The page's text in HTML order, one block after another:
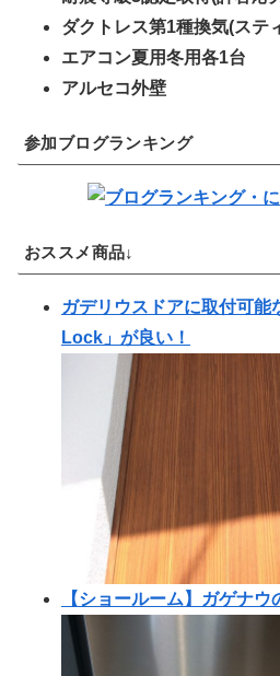
ダクトレス第1種換気(ステ
エアコン夏用冬用各1台
アルセコ外壁
参加ブログランキング
おススメ商品↓
ガデリウスドアに取付可
Lock」が良い！
【ショールーム】ガゲナ